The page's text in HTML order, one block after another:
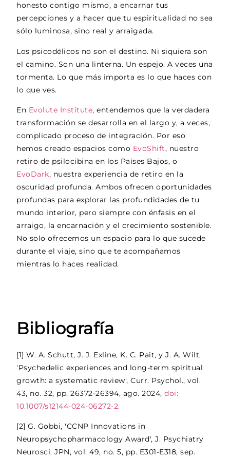
honesto contigo mismo, a encarnar tus
percepciones y a hacer que tu espiritualidad no sea
sólo luminosa, sino real y arraigada.
Los psicodélicos no son el destino. Ni siquiera son
el camino. Son una linterna. Un espejo. A veces una
tormenta. Lo que más importa es lo que haces con
lo que ves.
En Evolute Institute, entendemos que la verdadera
transformación se desarrolla en el largo y, a veces,
complicado proceso de integración. Por eso
hemos creado espacios como EvoShift, nuestro
retiro de psilocibina en los Países Bajos, o
EvoDark, nuestra experiencia de retiro en la
oscuridad profunda. Ambos ofrecen oportunidades
profundas para explorar las profundidades de tu
mundo interior, pero siempre con énfasis en el
arraigo, la encarnación y el crecimiento sostenible.
No solo ofrecemos un espacio para lo que sucede
durante el viaje, sino que te acompañamos
mientras lo haces realidad.
Bibliografía
[1] W. A. Schutt, J. J. Exline, K. C. Pait, y J. A. Wilt,
'Psychedelic experiences and long-term spiritual
growth: a systematic review', Curr. Psychol., vol.
43, no. 32, pp. 26372-26394, ago. 2024,doi:
10.1007/s12144-024-06272-2.
[2] G. Gobbi, 'CCNP Innovations in
Neuropsychopharmacology Award', J. Psychiatry
Neurosci. JPN, vol. 49, no. 5, pp. E301-E318, sep.